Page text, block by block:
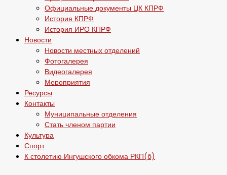
Официальные документы ЦК КПРФ
История КПРФ
История ИРО КПРФ
Новости
Новости местных отделений
Фотогалерея
Видеогалерея
Мероприятия
Ресурсы
Контакты
Муниципальные отделения
Стать членом партии
Культура
Спорт
К столетию Ингушского обкома РКП(б)